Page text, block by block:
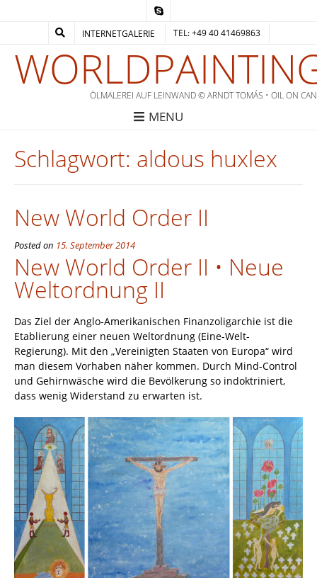
INTERNETGALERIE TEL: +49 40 41469863
ÖLMALEREI AUF LEINWAND © ARNDT TOMÁS • OIL ON
MENU
Schlagwort: aldous huxlex
New World Order II
Posted on 15. September 2014
New World Order II • Neue
Weltordnung II
Das Ziel der Anglo-Amerikanischen Finanzoligarchie ist die
Etablierung einer neuen Weltordnung (Eine-Welt-
Regierung). Mit den „Vereinigten Staaten von Europa“ wird
man diesem Vorhaben näher kommen. Durch Mind-Control
und Gehirnwäsche wird die Bevölkerung so indoktriniert,
dass wenig Widerstand zu erwarten ist.